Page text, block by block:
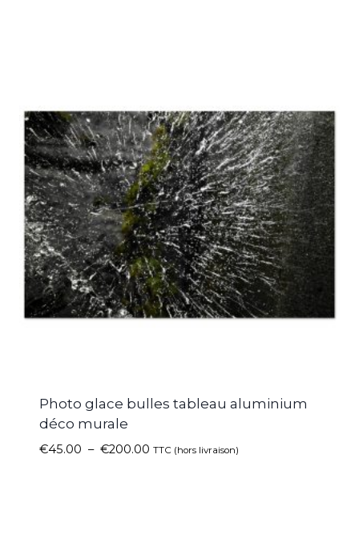
Photo glace bulles tableau aluminium
déco murale
€45.00 – €200.00 TTC (hors livraison)